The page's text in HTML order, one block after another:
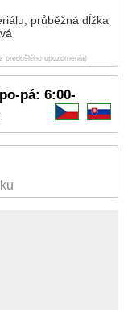
pá: 6:00-
průběžná dĺžka
predošlého upozornenia)